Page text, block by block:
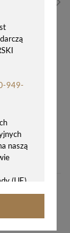
949-
naszą
(UE)